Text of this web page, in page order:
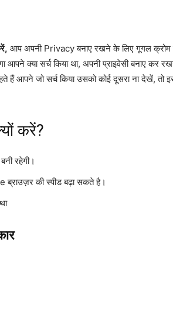
आप अपनी Privacy बनाए रखने के लिए गूगल क्रोम
आपने क्या सर्च किया था, अपनी प्राइवेसी बनाए
हैं आपने जो सर्च किया उसको कोई दूसरा ना देखें,
करें?
रहेगी।
की स्पीड बढ़ा सकते है।